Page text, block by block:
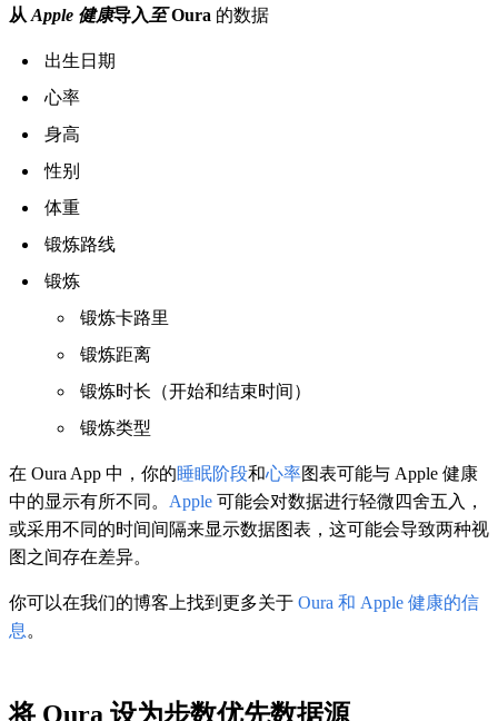
从 Apple 健康导入 至Oura 的数据
出生日期
心率
身高
性别
体重
锻炼路线
锻炼
锻炼卡路里
锻炼距离
锻炼时长（开始和结束时间）
锻炼类型
在 Oura App 中，你的睡眠阶段和心率图表可能与 Apple 健康
中的显示有所不同。 Apple 可能会对数据进行轻微四舍五入，
或采用不同的时间间隔来显示数据图表，这可能会导致两种视
图之间存在差异。
你可以在我们的博客上找到更多关于 Oura 和 Apple 健康的信
息 。
将 Oura 设为步数优先数据源